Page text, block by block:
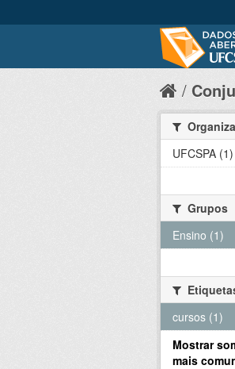
UFCSPA (1)
Grupos
Ensino (1)
cursos (1)
Mostrar
mais